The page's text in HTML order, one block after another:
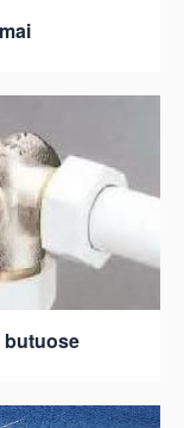
butuose